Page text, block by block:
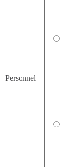
Personnel